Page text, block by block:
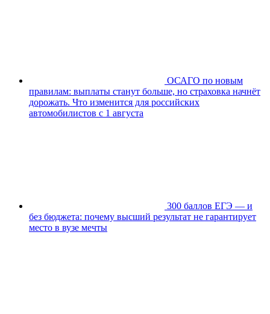
ОСАГО по новым
правилам: выплаты станут больше, но страховка начнёт
дорожать. Что изменится для российских
автомобилистов с 1 августа
300 баллов ЕГЭ — и
без бюджета: почему высший результат не гарантирует
место в вузе мечты